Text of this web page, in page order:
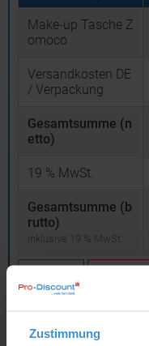
Zustimmung
Make-up Tasche Z
omoco
Versandkosten DE
/ Verpackung
Gesamtsumme (n
etto)
19 % MwSt.
Gesamtsumme (b
rutto)
inklusive 19 % MwSt.